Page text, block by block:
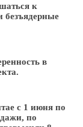
к
безъядерные
в
с 1 июня по
по